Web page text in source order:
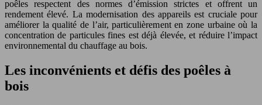
poêles respectent des normes d’émission strictes et offrent un
rendement élevé. La modernisation des appareils est cruciale pour
améliorer la qualité de l’air, particulièrement en zone urbaine où la
concentration de particules fines est déjà élevée, et réduire l’impact
environnemental du chauffage au bois.
Les inconvénients et défis des poêles à
bois